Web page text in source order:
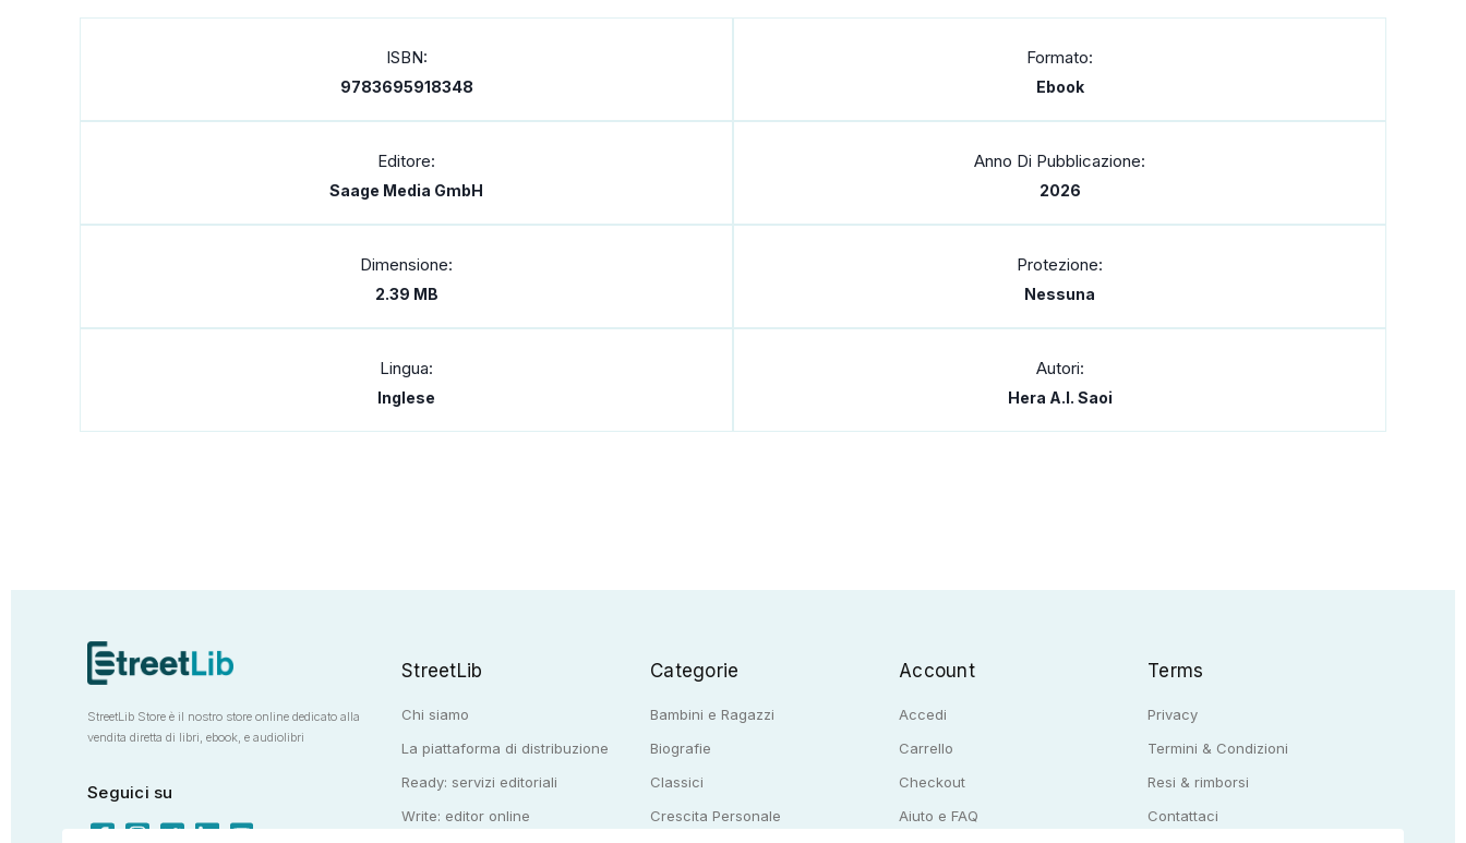
ISBN:
9783695918348
Formato:
Ebook
Editore:
Saage Media GmbH
Anno Di Pubblicazione:
2026
Dimensione:
2.39 MB
Protezione:
Nessuna
Lingua:
Inglese
Autori:
Hera A.I. Saoi
StreetLib Store è il nostro store online dedicato alla
vendita diretta di libri, ebook, e audiolibri
Seguici su
StreetLib
Chi siamo
La piattaforma di distribuzione
Ready: servizi editoriali
Write: editor online
Categorie
Bambini e Ragazzi
Biografie
Classici
Crescita Personale
Account
Accedi
Carrello
Checkout
Aiuto e FAQ
Terms
Privacy
Termini & Condizioni
Resi & rimborsi
Contattaci